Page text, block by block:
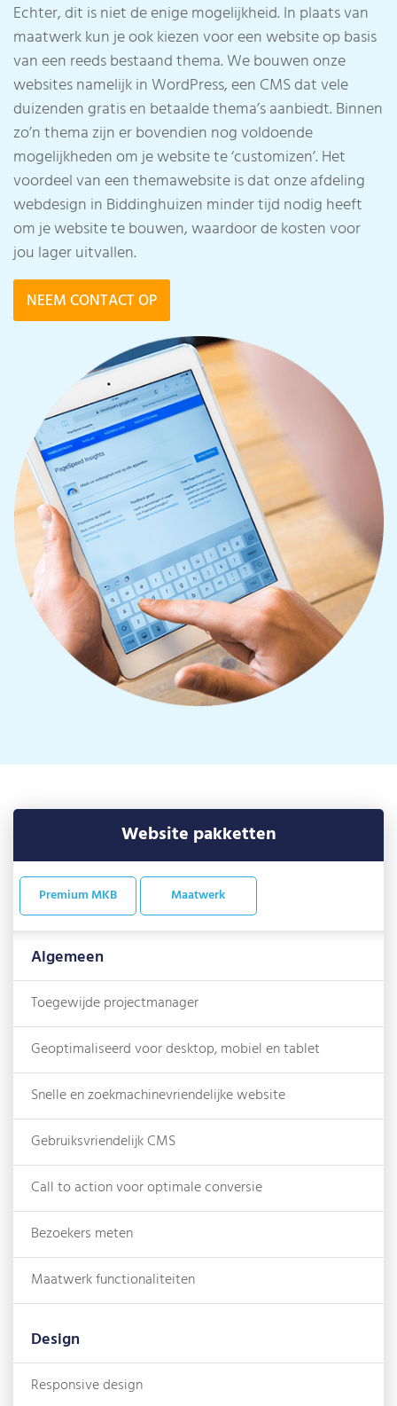
Echter, dit is niet de enige mogelijkheid. In plaats van
maatwerk kun je ook kiezen voor een website op basis
van een reeds bestaand thema. We bouwen onze
websites namelijk in WordPress, een CMS dat vele
duizenden gratis en betaalde thema’s aanbiedt. Binnen
zo’n thema zijn er bovendien nog voldoende
mogelijkheden om je website te ‘customizen’. Het
voordeel van een themawebsite is dat onze afdeling
webdesign in Biddinghuizen minder tijd nodig heeft
om je website te bouwen, waardoor de kosten voor
jou lager uitvallen.
NEEM CONTACT OP
Website pakketten
Premium MKB Maatwerk
Algemeen
Toegewijde projectmanager
Geoptimaliseerd voor desktop, mobiel en tablet
Snelle en zoekmachinevriendelijke website
Gebruiksvriendelijk CMS
Call to action voor optimale conversie
Bezoekers meten
Maatwerk functionaliteiten
Design
Responsive design